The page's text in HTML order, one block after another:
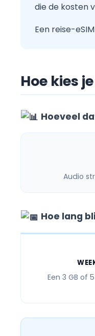
die de kosten
Een reise-
Hoe kies
Hoeveel
Audio
Hoe lang
Een3 GB of